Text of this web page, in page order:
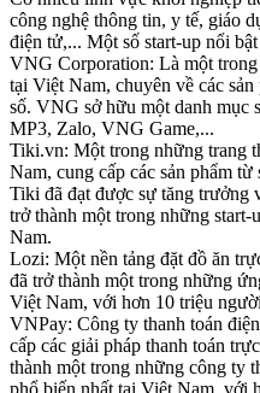
công nghệ thông tin, y tế, giáo
điện tử,... Một số start-up nổi
VNG Corporation: Là một
tại Việt Nam, chuyên về các
số. VNG sở hữu một danh mục
MP3, Zalo, VNG Game,...
Tiki.vn: Một trong những trang
Nam, cung cấp các sản phẩm
Tiki đã đạt được sự tăng trưởng
trở thành một trong những
Nam.
Lozi: Một nền tảng đặt đồ ăn
đã trở thành một trong những
Việt Nam, với hơn 10 triệu
VNPay: Công ty thanh toán
cấp các giải pháp thanh toán
thành một trong những công ty